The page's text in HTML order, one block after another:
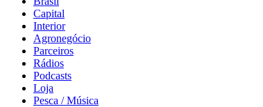
Capital
Interior
Agronegócio
Parceiros
Rádios
Podcasts
Loja
Pesca / Música